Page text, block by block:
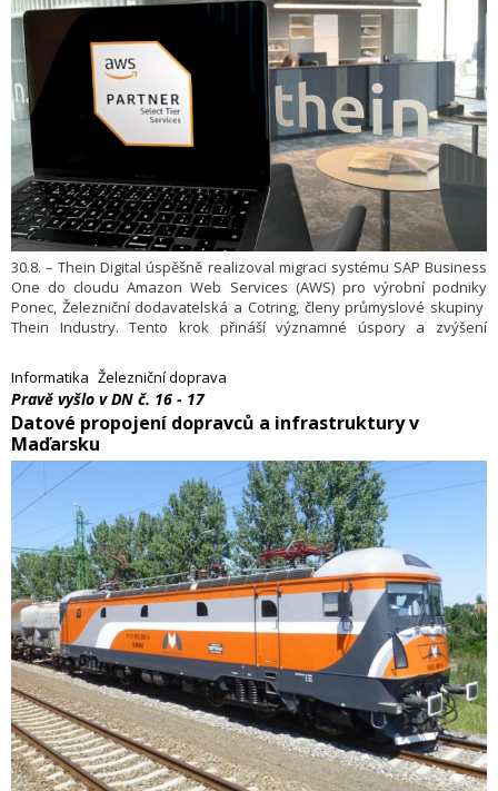
30.8. – Thein Digital úspěšně realizoval migraci systému SAP Business
One do cloudu Amazon Web Services (AWS) pro výrobní podniky
Ponec, Železniční dodavatelská a Cotring, členy průmyslové skupiny
Thein Industry. Tento krok přináší významné úspory a zvýšení
Informatika Železniční doprava
Pravě vyšlo v DN č. 16 - 17
Datové propojení dopravců a infrastruktury v
Maďarsku